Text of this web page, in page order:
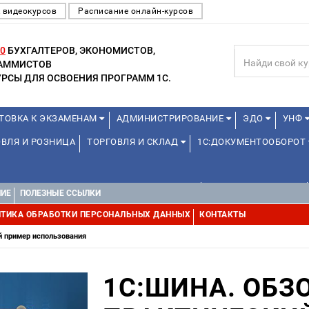
Расписание онлайн-курсов
БУХГАЛТЕРОВ, ЭКОНОМИСТОВ,
ДЛЯ ОСВОЕНИЯ ПРОГРАММ 1С.
К ЭКЗАМЕНАМ АДМИНИСТРИРОВАНИЕ ЭДО УНФ
И РОЗНИЦА ТОРГОВЛЯ И СКЛАД 1С:ДОКУМЕНТООБОРОТ
ПРЕПОДАВАТЕЛЕЙ ШКОЛЬНЫХ КУРСОВ
(ПРОФЕССИОНАЛЬНЫЕ ПРОБЫ) 4-6 ЧАСОВ ОТ 12 ЛЕТ
ПОЛЕЗНЫЕ ССЫЛКИ
ОБРАБОТКИ ПЕРСОНАЛЬНЫХ ДАННЫХ КОНТАКТЫ
использования
1С:ШИНА.